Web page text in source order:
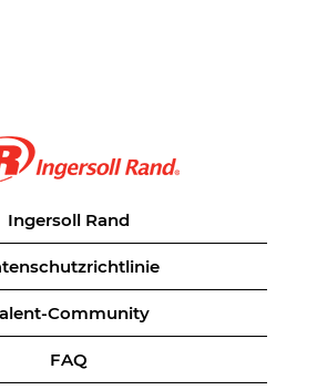
Ingersoll Rand
Community
FAQ